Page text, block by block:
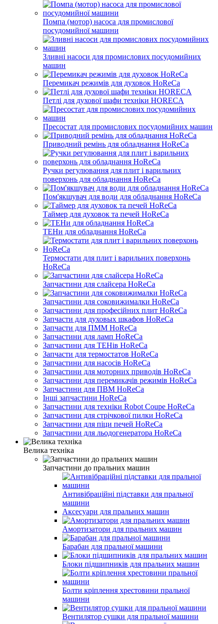
Помпа (мотор) насоса для промислової
посудомийної машини
Зливні насоси для промислових посудомийних
машин
Перемикач режимів для духовок HoReCa
Петлі для духової шафи техніки HORECA
Пресостат для промислових посудомийних машин
Приводний ремінь для обладнання HoReCa
Ручки регулювання для плит і варильних
поверхонь для обладнання HoReCa
Пом'якшувач для води для обладнання HoReCa
Таймер для духовок та печей HoReCa
ТЕНи для обладнання HoReCa
Термостати для плит і варильних поверхонь
HoReCa
Запчастини для слайсера HoReCa
Запчастини для соковижималки HoReCa
Запчастини для професійних плит HoReCa
Запчасти для духовых шкафов HoReCa
Запчасти для ПММ HoReCa
Запчастини для ламп HoReCa
Запчастини для ТЕНів HoReCa
Запчасти для термостатов HoReCa
Запчастини для насосів HoReCa
Запчастини для моторних приводів HoReCa
Запчастини для перемикачів режимів HoReCa
Запчастини для ПВМ HoReCa
Інші запчастини HoReCa
Запчастини для техніки Robot Coupe HoReCa
Запчастини для стрічкової пилки HoReCa
Запчастини для піци печей HoReCa
Запчастини для льодогенератора HoReCa
Велика техніка
Запчастини до пральних машин
Антивібраційні підставки для пральної
машини
Аксесуари для пральних машин
Амортизатори для пральних машин
Барабан для пральної машини
Блоки підшипників для пральних машин
Болти кріплення хрестовини пральної
машини
Вентилятор сушки для пральної машини